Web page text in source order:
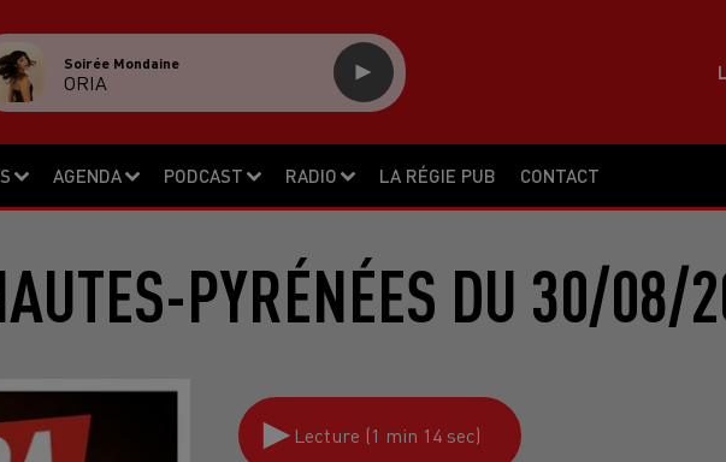
AGENDA PODCAST RADIO LA RÉGIE PUB CONTACT
Soirée Mondaine
ORIA
PYRÉNÉES DU 30/08/
Lecture (1 min 14 sec)